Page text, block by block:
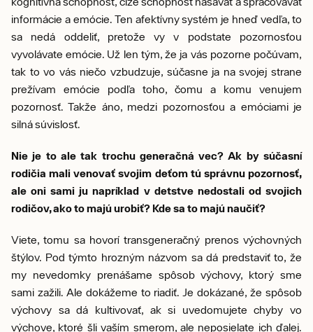
informácie a emócie. Ten afektívny systém je hneď vedľa, to
sa nedá oddeliť, pretože vy v podstate pozornosťou
vyvolávate emócie. Už len tým, že ja vás pozorne počúvam,
tak to vo vás niečo vzbudzuje, súčasne ja na svojej strane
prežívam emócie podľa toho, čomu a komu venujem
pozornosť. Takže áno, medzi pozornosťou a emóciami je
silná súvislosť.
Nie je to ale tak trochu generačná vec? Ak by súčasní
rodičia mali venovať svojim deťom tú správnu pozornosť,
ale oni sami ju napríklad v detstve nedostali od svojich
rodičov, ako to majú urobiť? Kde sa to majú naučiť?
Viete, tomu sa hovorí transgeneračný prenos výchovných
štýlov. Pod týmto hrozným názvom sa dá predstaviť to, že
my nevedomky prenášame spôsob výchovy, ktorý sme
sami zažili. Ale dokážeme to riadiť. Je dokázané, že spôsob
výchovy sa dá kultivovať, ak si uvedomujete chyby vo
výchove, ktoré šli vaším smerom, ale neposielate ich ďalej.